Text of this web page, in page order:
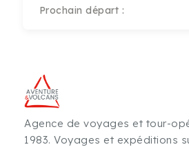
Prochain départ :
Agence de voyages et tour-
1983. Voyages et expéditions